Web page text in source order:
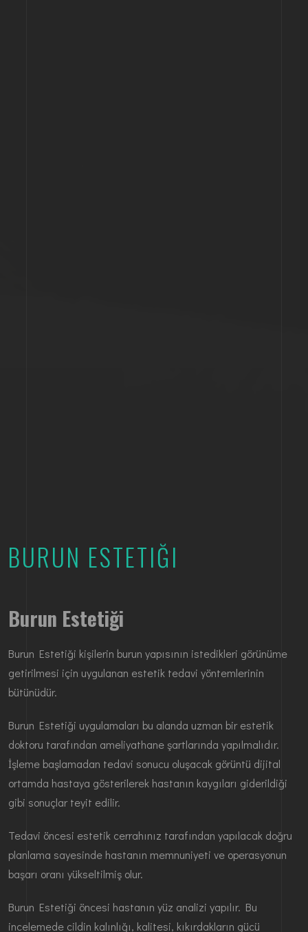
BURUN ESTETIĞI
Burun Estetiği
Burun Estetiği kişilerin burun yapısının istedikleri görünüme
getirilmesi için uygulanan estetik tedavi yöntemlerinin
bütünüdür.
Burun Estetiği uygulamaları bu alanda uzman bir estetik
doktoru tarafından ameliyathane şartlarında yapılmalıdır.
İşleme başlamadan tedavi sonucu oluşacak görüntü dijital
ortamda hastaya gösterilerek hastanın kaygıları giderildiği
gibi sonuçlar teyit edilir.
Tedavi öncesi estetik cerrahınız tarafından yapılacak doğru
planlama sayesinde hastanın memnuniyeti ve operasyonun
başarı oranı yükseltilmiş olur.
Burun Estetiği öncesi hastanın yüz analizi yapılır. Bu
incelemede cildin kalınlığı, kalitesi, kıkırdakların gücü